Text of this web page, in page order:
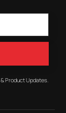
Product Updates.